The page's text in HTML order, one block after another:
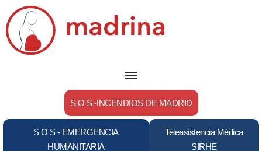
Saltar
al
S O S -INCENDIOS DE MADRID
S O S - EMERGENCIA
HUMANITARIA
Teleasistencia Médica
SIRHE